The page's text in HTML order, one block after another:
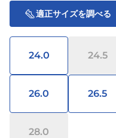
適正サイズを調べる
24.0 24.5
26.0 26.5
28.0